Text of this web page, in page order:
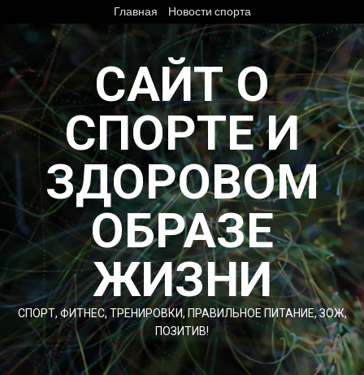
содержимому
Главная Новости спорта
САЙТ О
СПОРТЕ И
ЗДОРОВОМ
ОБРАЗЕ
ЖИЗНИ
СПОРТ, ФИТНЕС, ТРЕНИРОВКИ, ПРАВИЛЬНОЕ ПИТАНИЕ, ЗОЖ,
ПОЗИТИВ!